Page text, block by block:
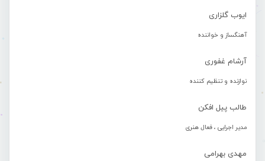
ایوب گلزاری
آهنگساز و خواننده
آرشام غفوری
نوازنده و تنظیم کننده
طالب پیل افکن
مدیر اجرایی ، فعال هنری
مهدی بهرامی